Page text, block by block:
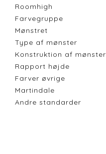
Roomhigh
Farvegruppe
Mønstret
Type af mønster
Konstruktion af mønster
Rapport højde
Farver øvrige
Martindale
Andre standarder